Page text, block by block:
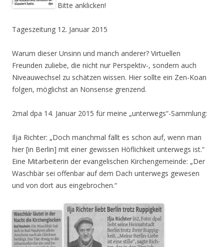
Bitte anklicken!
Tageszeitung 12. Januar 2015
Warum dieser Unsinn und manch anderer? Virtuellen
Freunden zuliebe, die nicht nur Perspektiv-, sondern auch
Niveauwechsel zu schätzen wissen. Hier sollte ein Zen-Koan
folgen, möglichst an Nonsense grenzend.
2mal dpa 14. Januar 2015 für meine „unterwegs“-Sammlung:
Ilja Richter: „Doch manchmal fällt es schon auf, wenn man
hier [in Berlin] mit einer gewissen Höflichkeit unterwegs ist.“
Eine Mitarbeiterin der evangelischen Kirchengemeinde: „Der
Waschbär sei offenbar auf dem Dach unterwegs gewesen
und von dort aus eingebrochen.“